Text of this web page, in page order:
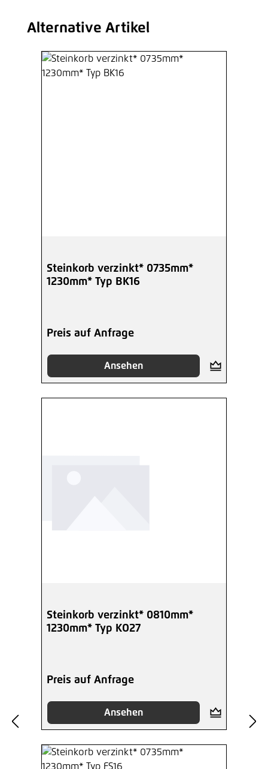
Produktgalerie überspringen
Alternative Artikel
Steinkorb verzinkt* 0735mm*
1230mm* Typ BK16
Preis auf Anfrage
Ansehen
Steinkorb verzinkt* 0810mm*
1230mm* Typ KO27
Preis auf Anfrage
Ansehen